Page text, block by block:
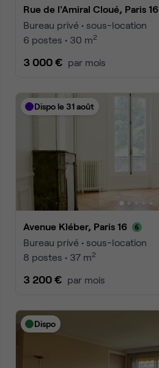
Rue de l'Amiral Cloué, Paris 16
Bureau privé • sous-location
6 postes • 30 m2
3 000 € par mois
Dispo le 31 août
Avenue Kléber, Paris 16
Bureau privé • sous-location
8 postes • 37 m2
3 200 € par mois
Dispo